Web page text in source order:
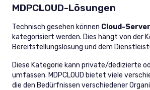
MDPCLOUD-Lösungen
Technisch gesehen können Cloud-Server
kategorisiert werden. Dies hängt von der
Bereitstellungslösung und dem
Diese Kategorie kann private/dedizierte
umfassen. MDPCLOUD bietet viele
die den Bedürfnissen verschiedener